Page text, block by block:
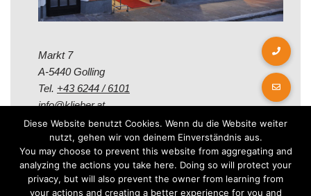
Markt 7
A-5440 Golling
Tel. +43 6244 / 6101
info@klieber.at
Öffungszeiten
Montag - Freitag:
Diese Website benutzt Cookies. Wenn du die Website weiter
nutzt, gehen wir von deinem Einverständnis aus.
You may choose to prevent this website from aggregating and
analyzing the actions you take here. Doing so will protect your
privacy, but will also prevent the owner from learning from
your actions and creating a better experience for you and